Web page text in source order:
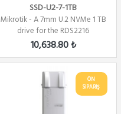
SSD-U2-7-1TB
Mikrotik - A 7mm U.2 NVMe 1 TB
drive for the RDS2216
10,638.80 ₺
ÖN
SİPARİŞ